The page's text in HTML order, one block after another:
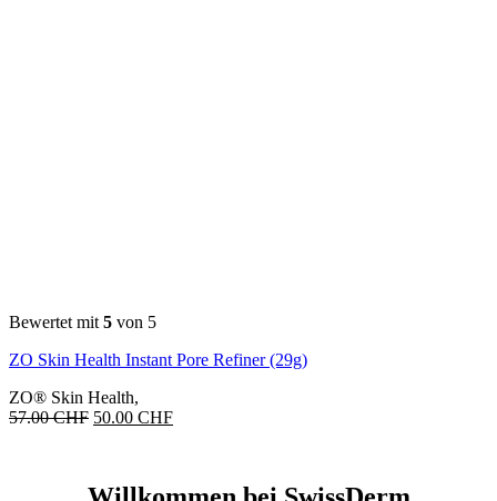
Bewertet mit 5 von 5
ZO Skin Health Instant Pore Refiner (29g)
ZO® Skin Health,
57.00CHF Ursprünglicher
50.00 CHFAktueller